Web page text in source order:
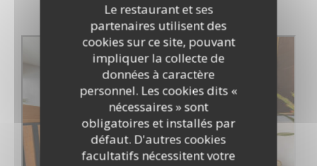
Le restaurant et ses
partenaires utilisent des
cookies sur ce site, pouvant
impliquer la collecte de
données à caractère
personnel. Les cookies dits «
nécessaires » sont
obligatoires et installés par
défaut. D'autres cookies
facultatifs nécessitent votre